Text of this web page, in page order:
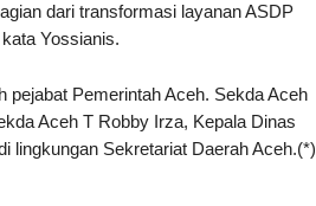
dari transformasi layanan ASDP
Yossianis.
pejabat Pemerintah Aceh. Sekda Aceh
Aceh T Robby Irza, Kepala Dinas
lingkungan Sekretariat Daerah Aceh.(*)